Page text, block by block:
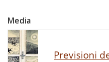
Media
Previsioni